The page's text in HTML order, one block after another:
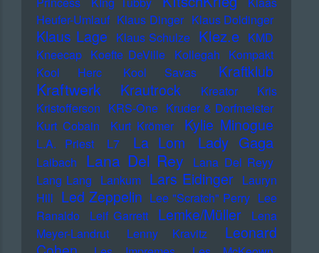
Heufer-Umlauf Klaus Dinger Klaus Doldinger
Klaus Lage Klaus Schulze Klez.e KMD
Kneecap Koefte DeVille Kollegah Kompakt
Kool Herc
Kool Savas Kraftklub
Kraftwerk Krautrock Kreator
Kris
Kristofferson KRS-One Kruder & Dorfmeister
Kurt Cobain
Kurt Krömer Kylie Minogue
L.A. Priest L7 La Lom Lady Gaga
Laibach Lana Del Rey
Lana Del Reyy
Lang Lang Lankum Lars Eidinger Lauryn
Hill Led Zeppelin Lee "Scratch" Perry Lee
Ranaldo
Leif Garrett Lemke/Müller
Lena
Meyer-Landrut
Lenny Kravitz
Leonard